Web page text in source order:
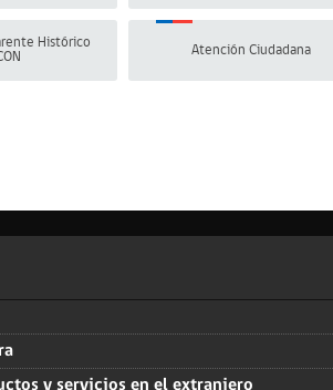
Histórico
Atención Ciudadana
y servicios en el extranjero